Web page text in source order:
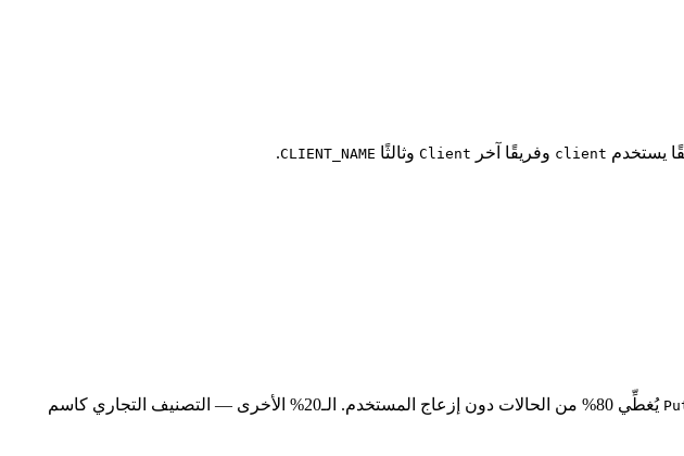
يستخدم client وفريقًا آخر Client وثالثًا CLIENT_NAME
.
يُغطِّي 80% من الحالات دون إزعاج المستخدم. الـ20% الأخرى — التصنيف التجاري كاسم